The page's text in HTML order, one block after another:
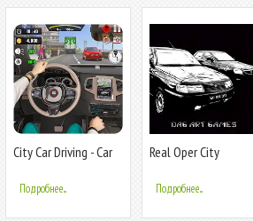
City Car Driving - Car
Подробнее...
Real Oper City
Подробнее...